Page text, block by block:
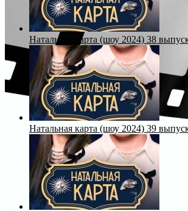
Натальная карта (шоу 2024) 38
Натальная карта (шоу 2024) 39